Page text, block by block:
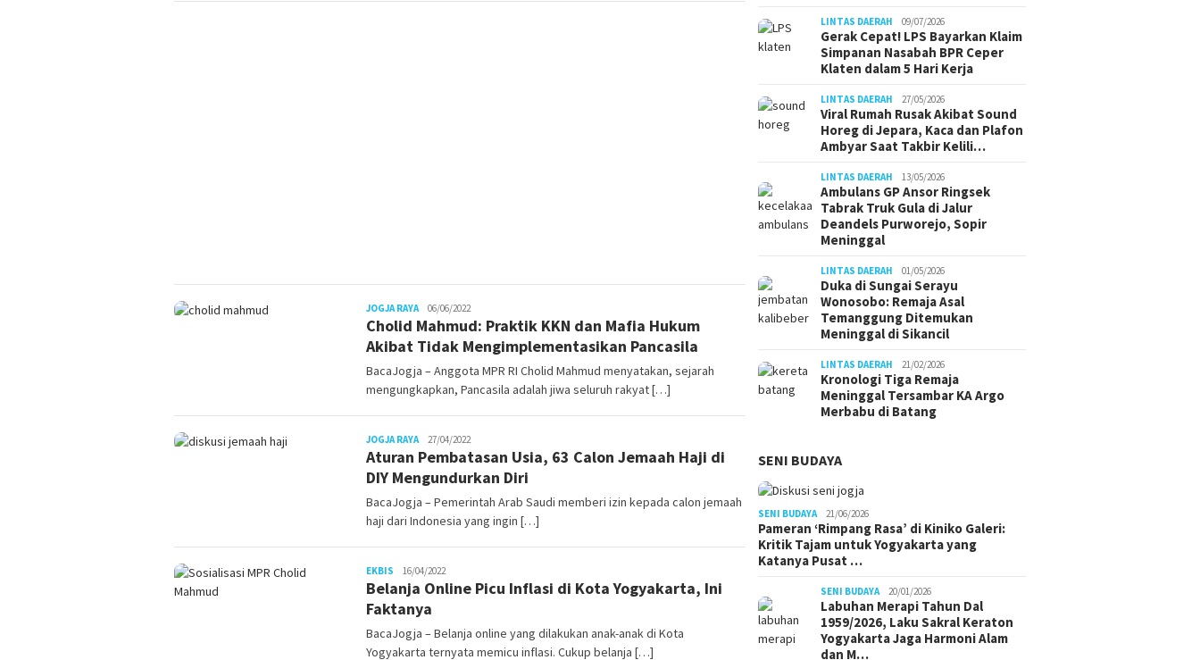
JOGJA RAYAJuno06/06/2022
Cholid Mahmud: Praktik KKN dan Mafia Hukum
Akibat Tidak Mengimplementasikan Pancasila
BacaJogja – Anggota MPR RI Cholid Mahmud menyatakan, sejarah
mengungkapkan, Pancasila adalah jiwa seluruh rakyat […]
JOGJA RAYAJuno27/04/2022
Aturan Pembatasan Usia, 63 Calon Jemaah Haji di
DIY Mengundurkan Diri
BacaJogja – Pemerintah Arab Saudi memberi izin kepada calon jemaah
haji dari Indonesia yang ingin […]
EKBIS Juno
16/04/2022
Belanja Online Picu Inflasi di Kota Yogyakarta, Ini
Faktanya
BacaJogja – Belanja online yang dilakukan anak-anak di Kota
Yogyakarta ternyata memicu inflasi. Cukup belanja […]
LINTAS DAERAH 09/07/2026
Gerak Cepat! LPS Bayarkan Klaim
Simpanan Nasabah BPR Ceper
Klaten dalam 5 Hari Kerja
LINTAS DAERAH 27/05/2026
Viral Rumah Rusak Akibat Sound
Horeg di Jepara, Kaca dan Plafon
Ambyar Saat Takbir Kelili…
LINTAS DAERAH 13/05/2026
Ambulans GP Ansor Ringsek
Tabrak Truk Gula di Jalur
Deandels Purworejo, Sopir
Meninggal
LINTAS DAERAH 01/05/2026
Duka di Sungai Serayu
Wonosobo: Remaja Asal
Temanggung Ditemukan
Meninggal di Sikancil
LINTAS DAERAH 21/02/2026
Kronologi Tiga Remaja
Meninggal Tersambar KA Argo
Merbabu di Batang
SENI BUDAYA
SENI BUDAYA 21/06/2026
Pameran ‘Rimpang Rasa’ di Kiniko Galeri:
Kritik Tajam untuk Yogyakarta yang
Katanya Pusat …
SENI BUDAYA 20/01/2026
Labuhan Merapi Tahun Dal
1959/2026, Laku Sakral Keraton
Yogyakarta Jaga Harmoni Alam
dan M…